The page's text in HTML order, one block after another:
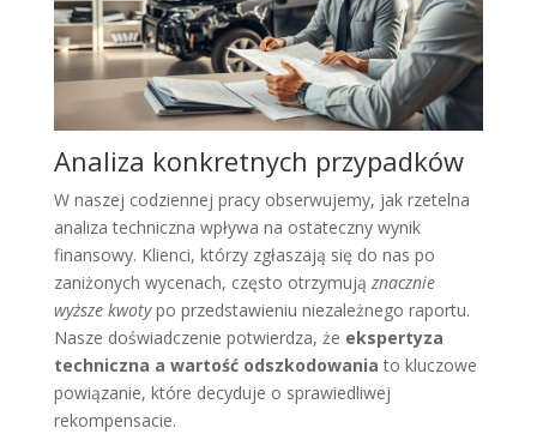
Analiza konkretnych przypadków
W naszej codziennej pracy obserwujemy, jak rzetelna
analiza techniczna wpływa na ostateczny wynik
finansowy. Klienci, którzy zgłaszają się do nas po
zaniżonych wycenach, często otrzymują znacznie
wyższe kwotypo przedstawieniu niezależnego raportu.
Nasze doświadczenie potwierdza, że ekspertyza
techniczna a wartość odszkodowania to kluczowe
powiązanie, które decyduje o sprawiedliwej
rekompensacie.